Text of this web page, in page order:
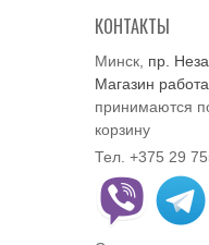
КОНТАКТЫ
Минск, пр.
Магазин
принимаются
корзину
Тел. +375 29